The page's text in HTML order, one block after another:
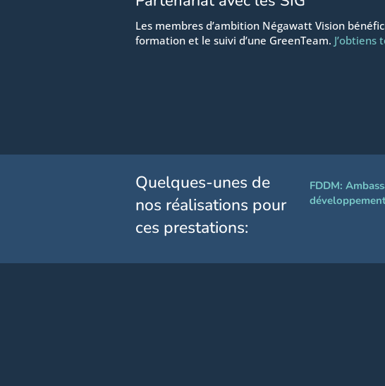
Les membres d’ambition Négawatt Vision
formation et le suivi d’une GreenTeam. J’obtiens
Quelques-unes de
nos réalisations pour
ces prestations:
FDDM: